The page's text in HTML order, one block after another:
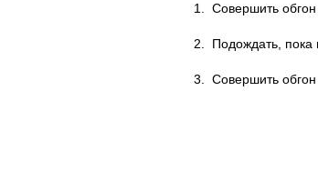
1. Совершить обгон
2. Подождать, пока
3. Совершить обгон